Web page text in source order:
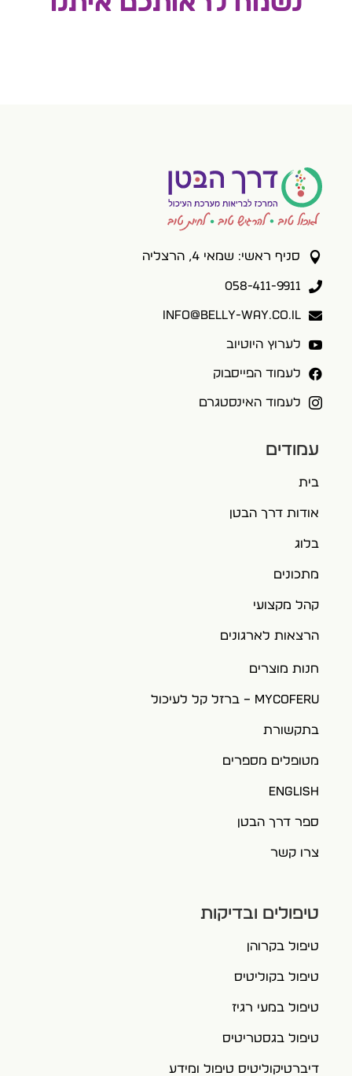
 סניף ראשי: שמאי 4, הרצליה

058-411-9911

info@belly-way.co.il
 לערוץ היוטיוב
 לעמוד הפייסבוק
 לעמוד האינסטגרם
עמודים
בית
אודות דרך הבטן
בלוג
מתכונים
קהל מקצועי
הרצאות לארגונים
חנות מוצרים
MYCOFERU – ברזל קל לעיכול
בתקשורת
מטופלים מספרים
English
ספר דרך הבטן
צרו קשר
טיפולים ובדיקות
טיפול בקרוהן
טיפול בקוליטיס
טיפול במעי רגיז
טיפול בגסטריטיס
דיברטיקוליטיס טיפול ומידע